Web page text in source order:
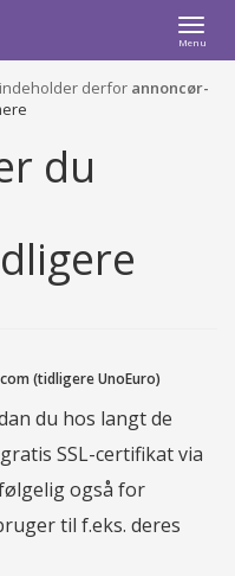
Menu
derfor annoncør-
du
(tidligere UnoEuro)
du hos langt de
SSL-certifikat via
også for
til f.eks. deres